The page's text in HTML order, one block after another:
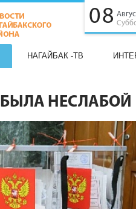
08
НАГАЙБАК -ТВ
НЕСЛАБОЙ